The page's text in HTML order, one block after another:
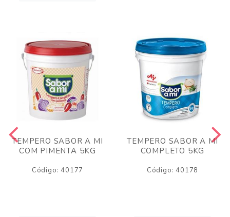
TEMPERO SABOR A MI
COM PIMENTA 5KG
Código: 40177
TEMPERO SABOR A MI
COMPLETO 5KG
Código: 40178